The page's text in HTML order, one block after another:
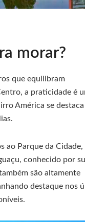
morar?
que equilibram
a praticidade é
América se
ao Parque da Cidade,
conhecido por
são altamente
destaque nos